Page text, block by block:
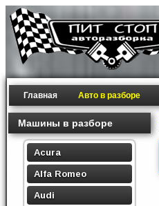
Главная Авто в разборе
Машины в разборе
Acura
Alfa Romeo
Audi